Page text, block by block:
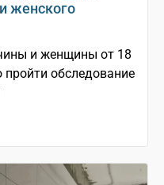
женского
и женщины от 18
пройти обследование